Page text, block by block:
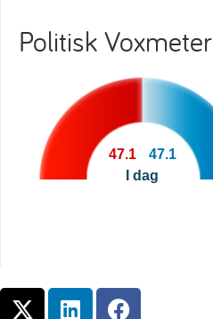
Politisk Voxmeter
47.1
47.1
I dag